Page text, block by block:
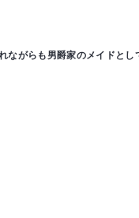
ながらも男爵家のメイドとし